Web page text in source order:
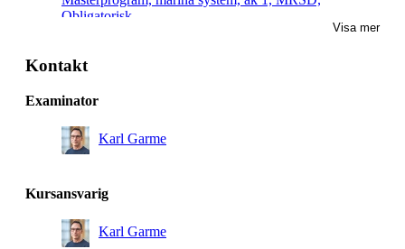
Obligatorisk
Obligatorisk
Masterprogram, maskinkonstruktion, åk 1, Villkorligt
valfri
Visa mer
Kontakt
Examinator
Karl Garme
Kursansvarig
Karl Garme